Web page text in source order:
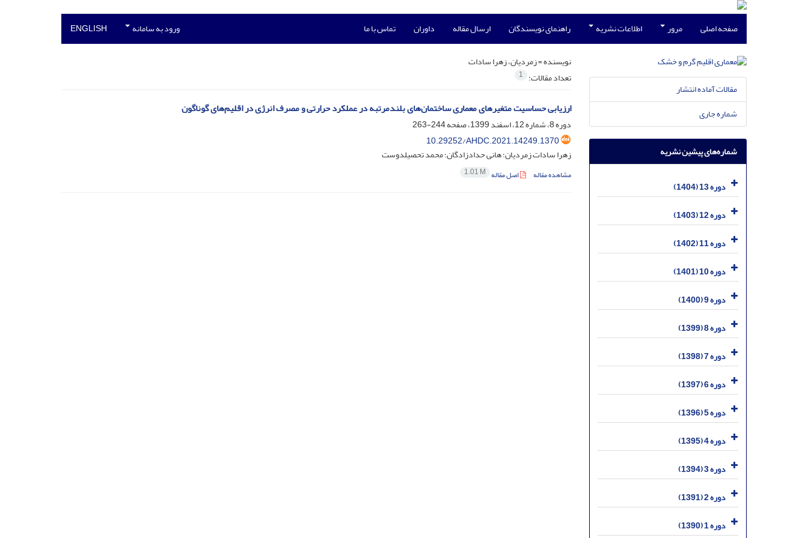
صفحه اصلی مرور اطلاعات نشریه راهنمای نویسندگان ارسال مقاله داوران تماس با ما ورود به سامانه ENGLISH
نویسنده =زمردیان، زهرا سادات
تعداد مقالات: 1
ارزیابی حساسیت متغیرهای معماری ساختمان‌های بلندمرتبه در عملکرد حرارتی و مصرف انرژی در اقلیم‌های گوناگون
دوره 8، شماره 12، اسفند 1399، صفحه
244-263
10.29252/AHDC.2021.14249.1370
زهرا سادات زمردیان؛ هانی حدادزادگان؛ محمد تحصیلدوست
مشاهده مقاله اصل مقاله 1.01 M
مقالات آماده انتشار
شماره جاری
شماره‌های پیشین نشریه
دوره 13 (1404)
دوره 12 (1403)
دوره 11 (1402)
دوره 10 (1401)
دوره 9 (1400)
دوره 8 (1399)
دوره 7 (1398)
دوره 6 (1397)
دوره 5 (1396)
دوره 4 (1395)
دوره 3 (1394)
دوره 2 (1391)
دوره 1 (1390)